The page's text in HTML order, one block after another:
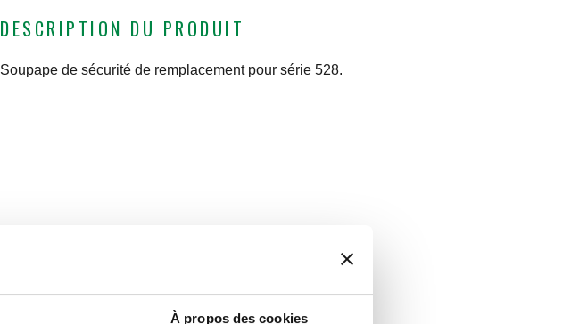
À propos des cookies
DESCRIPTION DU PRODUIT
Soupape de sécurité de remplacement pour série 528.